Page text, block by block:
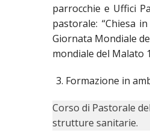
parrocchie e Uffici
pastorale: “Chiesa
Giornata Mondiale
mondiale del Malato
Formazione in
Corso di Pastorale
strutture sanitarie.